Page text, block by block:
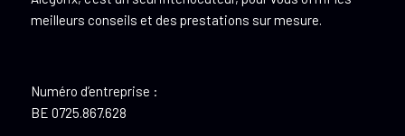
meilleurs conseils et des prestations sur mesure.
Numéro d’entreprise :
BE 0725.867.628